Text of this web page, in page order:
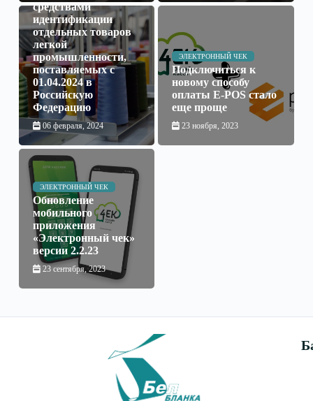
средствами
идентификации
отдельных товаров
легкой
промышленности,
поставляемых с
01.04.2024 в
Российскую
Федерацию
06 февраля, 2024
ЭЛЕКТРОННЫЙ ЧЕК
Подключиться к
новому способу
оплаты E-POS стало
еще проще
23 ноября, 2023
ЭЛЕКТРОННЫЙ ЧЕК
Обновление
мобильного
приложения
«Электронный чек»
версии 2.2.23
23 сентября, 2023